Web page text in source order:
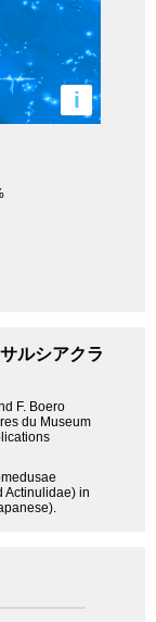
i
ルシアクラ
F. Boero
du Museum
Actinulidae) in